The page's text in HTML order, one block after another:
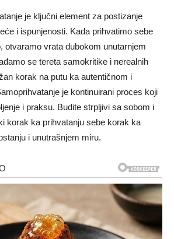
je ključni element za postizanje
i ispunjenosti. Kada prihvatimo sebe
otvaramo vrata dubokom unutarnjem
se tereta samokritike i nerealnih
korak na putu ka autentičnom i
je kontinuirani proces koji
i praksu. Budite strpljivi sa sobom i
korak ka prihvatanju sebe korak ka
i unutrašnjem miru.